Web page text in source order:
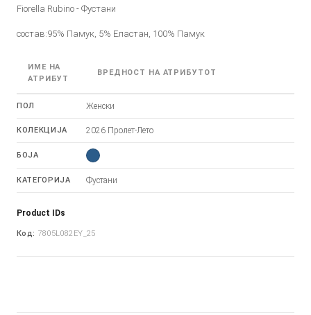
Fiorella Rubino - Фустани
состав:95% Памук, 5% Еластан, 100% Памук
ИМЕ НА
АТРИБУТ
ВРЕДНОСТ НА АТРИБУТОТ
ПОЛ Женски
КОЛЕКЦИЈА 2026 Пролет-Лето
БОЈА
КАТЕГОРИЈА Фустани
Product IDs
Код: 7805L082EY_25